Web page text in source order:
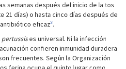
semanas después del inicio de la tos
21 días) o hasta cinco días después de
eficaz2.
pertussises universal. Ni la infección
confieren inmunidad duradera
frecuentes. Según la Organización